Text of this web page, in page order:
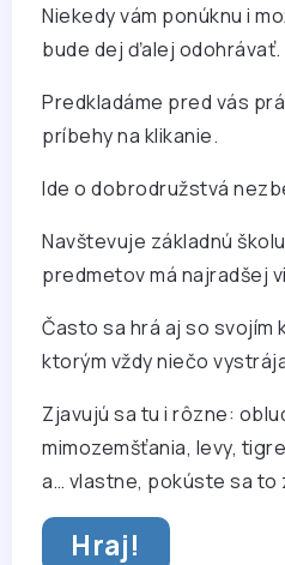
Niekedy vám ponúknu i
bude dej ďalej odohrávať.
Predkladáme pred vás
príbehy na klikanie.
Ide o dobrodružstvá
Navštevuje základnú
predmetov má najradšej
Často sa hrá aj so svojím
ktorým vždy niečo
Zjavujú sa tu i rôzne:
mimozemšťania, levy,
a… vlastne, pokúste sa to
Hraj!